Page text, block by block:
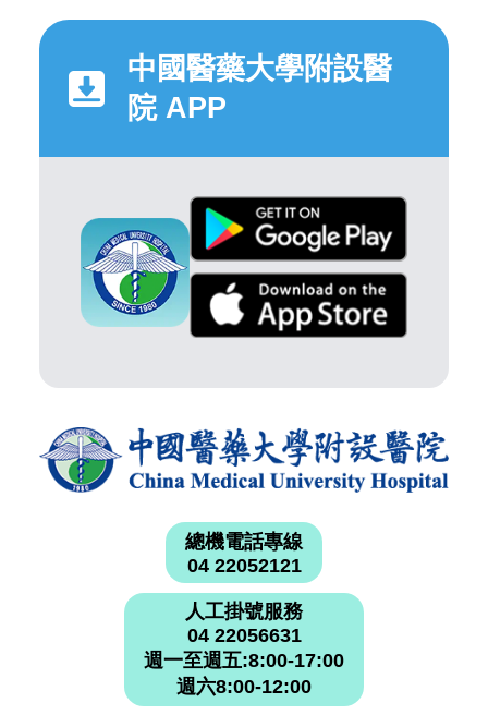
中國醫藥大學附設醫
院 APP
總機電話專線
04 22052121
人工掛號服務
04 22056631
週一至週五:8:00-17:00
週六8:00-12:00